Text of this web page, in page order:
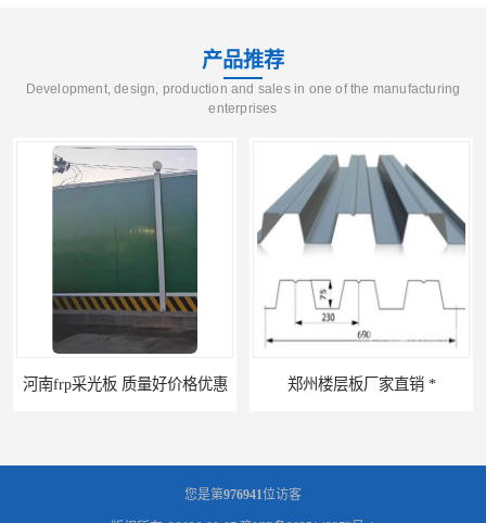
产品推荐
Development, design, production and sales in one of the manufacturing
enterprises
河南frp采光板 质量好价格优惠 郑州楼层板厂家直销 *
您是第976941位访客